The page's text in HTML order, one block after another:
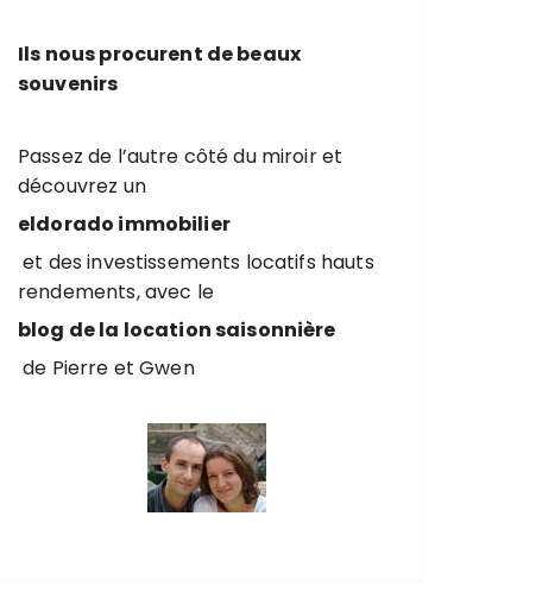
Ils nous procurent de beaux
souvenirs
Passez de l’autre côté du miroir et
découvrez un
eldorado immobilier
et des investissements locatifs hauts
rendements, avec le
blog de la location saisonnière
de Pierre et Gwen